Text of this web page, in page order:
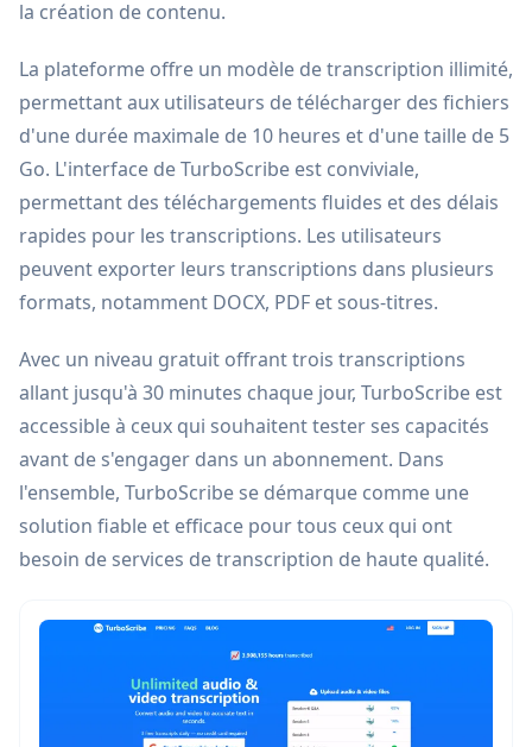
la création de contenu.
La plateforme offre un modèle de transcription illimité,
permettant aux utilisateurs de télécharger des fichiers
d'une durée maximale de 10 heures et d'une taille de 5
Go. L'interface de TurboScribe est conviviale,
permettant des téléchargements fluides et des délais
rapides pour les transcriptions. Les utilisateurs
peuvent exporter leurs transcriptions dans plusieurs
formats, notamment DOCX, PDF et sous-titres.
Avec un niveau gratuit offrant trois transcriptions
allant jusqu'à 30 minutes chaque jour, TurboScribe est
accessible à ceux qui souhaitent tester ses capacités
avant de s'engager dans un abonnement. Dans
l'ensemble, TurboScribe se démarque comme une
solution fiable et efficace pour tous ceux qui ont
besoin de services de transcription de haute qualité.